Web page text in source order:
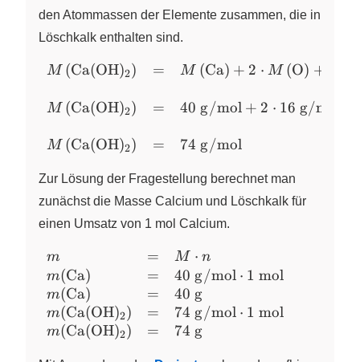
den Atommassen der Elemente zusammen, die in
Löschkalk enthalten sind.
\begin{array}{lll}
&=& M\left(\ce{Ca}\right)
M\left(\ce{O}\right) +
M\left(\ce{H}\right)\\
&&\\
M\left(\ce{Ca(OH)2}\right)
2\cdot 16~\pu{g/mol} +
2\cdot 1~\pu{g/mol}\\
&&\\
M\left(\ce{Ca(OH)2}\right)
&=& 74~\pu{g/mol}
M (Ca(OH)X
2)
M (Ca(OH)X
2)
M (Ca(OH)X
2)
=
=
=
M (Ca) + 2 ⋅ M (O) +
40 g/mol + 2 ⋅ 16 g/mol
74 g/mol
Zur Lösung der Fragestellung berechnet man
zunächst die Masse Calcium und Löschkalk für
einen Umsatz von 1 mol Calcium.
\begin{array}{lll} m
&=& M\cdot n\\
m(\ce{Ca}) &=&
40~\pu{g/mol}\cdot
1~\pu{mol} \\
m
m(Ca)
m(Ca)
m(Ca(OH)X
2)
m(Ca(OH)X
2)
=
=
=
=
=
M ⋅ n
40 g/mol ⋅ 1 mol
40 g
74 g/mol ⋅ 1 mol
74 g